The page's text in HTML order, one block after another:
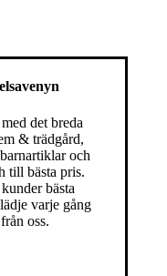
det breda
& trädgård,
och
till bästa pris.
bästa
varje gång
oss.